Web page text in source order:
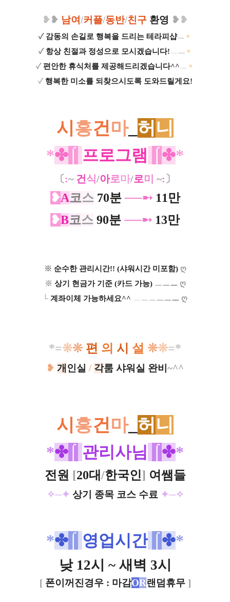
❥❥ 남여/커플/동반/친구 환영 ❥❥
✓감동의 손길로 행복을 드리는 테라피샵ㅡ✦
✓항상 친절과 정성으로 모시겠습니다!ㅡㅡ✦
✓편안한 휴식처를 제공해드리겠습니다​^^ㅡ ✦
✓행복한 미소를 되찾으시도록 도와드릴게요!
시흥건마_ 허 니
*✤ ⌠ 프로그램 ⌠ ✤*
〔:~ 건식/아로마/로미 ~: 〕
❥A코스70분 ──➸11만
❥B코스 90분 ──➸ 13만
※ 순수한 관리시간!! (샤워시간 미포함) ღ
※ 상기 현금가 기준 (카드 가능) ㅡㅡㅡ ღ
└ 계좌이체 가능하세요^^ ㅡㅡㅡㅡㅡㅡ ღ
*=❊❊ 편 의 시 설 ❊❊=*​​
❥ 개 인실 / 각룸 샤워실 완비 ~^^
시흥건마_ 허 니
​*✤ ⌠ 관리사님 ⌠ ✤*
전원 [20대/한국인] 여쌤들
✧─✦ 상기 종목 코스 수료 ✦─✧
*✤ ⌠ 영업시간 ⌠ ✤*
낮 12시 ~ 새벽 3시
[폰이꺼진경우 : 마감OR랜덤휴무 ]